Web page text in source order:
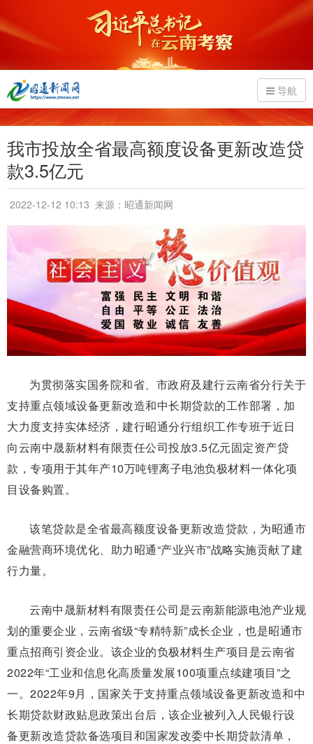
导航
我市投放全省最高额度设备更新改造贷
款3.5亿元
2022-12-12 10:13 来源：昭通新闻网
为贯彻落实国务院和省、市政府及建行云南省分行关于
支持重点领域设备更新改造和中长期贷款的工作部署，加
大力度支持实体经济，建行昭通分行组织工作专班于近日
向云南中晟新材料有限责任公司投放3.5亿元固定资产贷
款，专项用于其年产10万吨锂离子电池负极材料一体化项
目设备购置。
该笔贷款是全省最高额度设备更新改造贷款，为昭通市
金融营商环境优化、助力昭通“产业兴市”战略实施贡献了建
行力量。
云南中晟新材料有限责任公司是云南新能源电池产业规
划的重要企业，云南省级“专精特新”成长企业，也是昭通市
重点招商引资企业。该企业的负极材料生产项目是云南省
2022年“工业和信息化高质量发展100项重点续建项目”之
一。2022年9月，国家关于支持重点领域设备更新改造和中
长期贷款财政贴息政策出台后，该企业被列入人民银行设
备更新改造贷款备选项目和国家发改委中长期贷款清单，